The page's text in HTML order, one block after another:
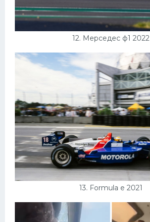
12. Мерседес ф1 2022
13. Formula e 2021